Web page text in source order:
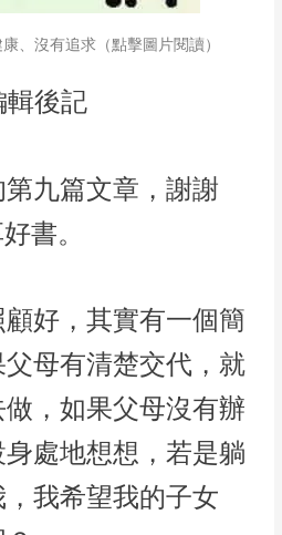
、沒有追求（點擊圖片閱讀）
輯後記
九篇文章，謝謝
書。
顧好，其實有一個簡
母有清楚交代，就
，如果父母沒有辦
處地想想，若是躺
我希望我的子女